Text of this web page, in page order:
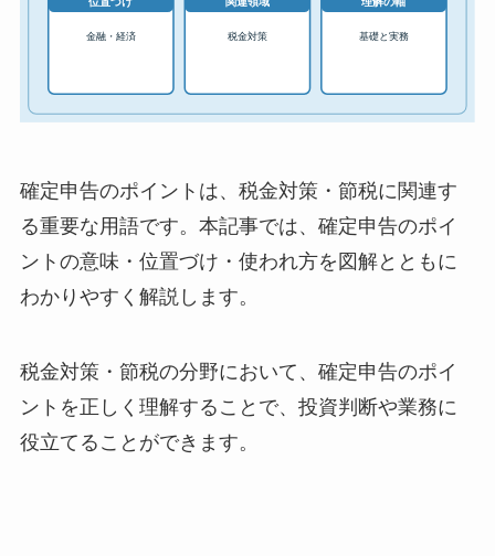
確定申告のポイントは、税金対策・節税に関連す
る重要な用語です。本記事では、確定申告のポイ
ントの意味・位置づけ・使われ方を図解とともに
わかりやすく解説します。
税金対策・節税の分野において、確定申告のポイ
ントを正しく理解することで、投資判断や業務に
役立てることができます。